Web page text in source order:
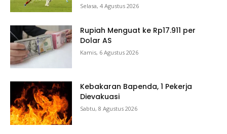
Selasa, 4 Agustus 2026
Rupiah Menguat ke Rp17.911 per
Dolar AS
Kamis, 6 Agustus 2026
Kebakaran Bapenda, 1 Pekerja
Dievakuasi
Sabtu, 8 Agustus 2026